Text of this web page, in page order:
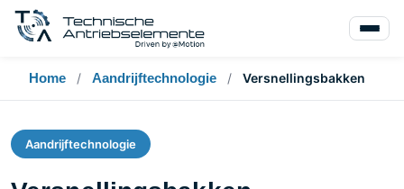
Home / Aandrijftechnologie / Versnellingsbakken
Aandrijftechnologie